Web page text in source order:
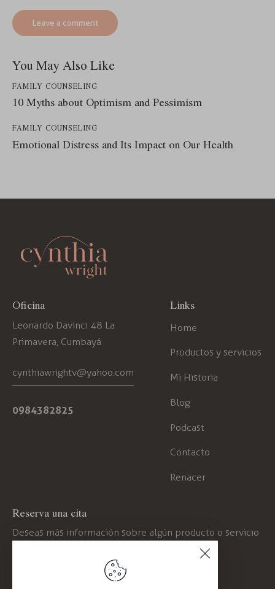
You May Also Like
FAMILY COUNSELING
10 Myths about Optimism and Pessimism
FAMILY COUNSELING
Emotional Distress and Its Impact on Our Health
Oficina
Leonardo Davinci 48 La
Primavera, Cumbayá
cynthiawrightv@yahoo.com
0984382825
Links
Home
Productos y servicios
Mi Historia
Blog
Podcast
Contacto
Renacer
Reserva una cita
Deseas más información sobre algún producto o servicio